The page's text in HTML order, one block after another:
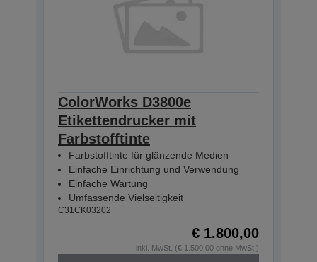
ColorWorks D3800e
Etikettendrucker mit
Farbstofftinte
Farbstofftinte für glänzende Medien
Einfache Einrichtung und Verwendung
Einfache Wartung
Umfassende Vielseitigkeit
C31CK03202
€ 1.800,00
inkl. MwSt. (€ 1.500,00 ohne MwSt.)